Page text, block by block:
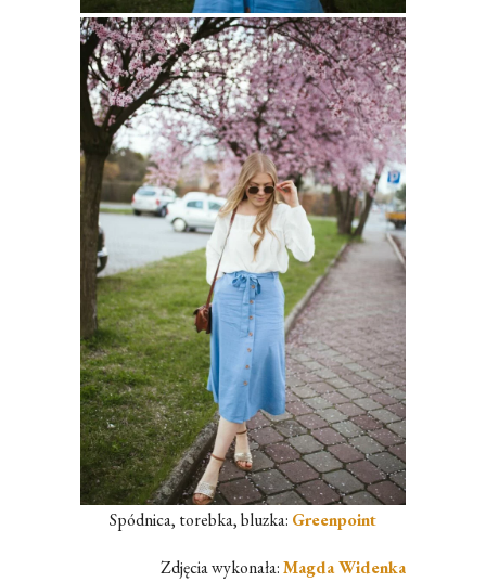
Spódnica, torebka, bluzka: Greenpoint
Zdjęcia wykonała:Magda Widenka